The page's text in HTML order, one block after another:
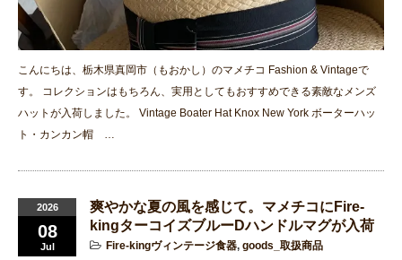
こんにちは、栃木県真岡市（もおかし）のマメチコ Fashion & Vintageで
す。 コレクションはもちろん、実用としてもおすすめできる素敵なメンズ
ハットが入荷しました。 Vintage Boater Hat Knox New York ボーターハッ
ト・カンカン帽 …
2026
08
Jul
爽やかな夏の風を感じて。マメチコにFire-
kingターコイズブルーDハンドルマグが入荷
Fire-kingヴィンテージ食器, goods_取扱商品